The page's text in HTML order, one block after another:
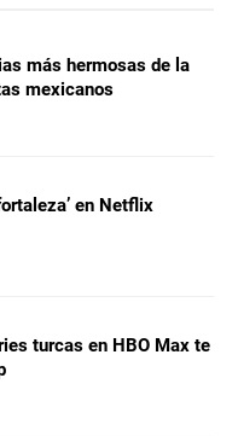
más hermosas de la
mexicanos
en Netflix
turcas en HBO Max te